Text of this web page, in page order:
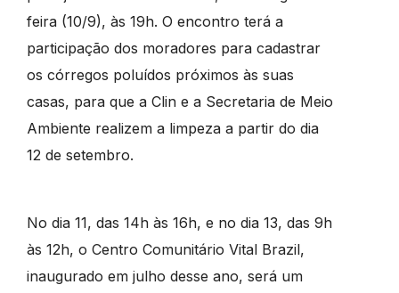
feira (10/9), às 19h. O encontro terá a
participação dos moradores para cadastrar
os córregos poluídos próximos às suas
casas, para que a Clin e a Secretaria de Meio
Ambiente realizem a limpeza a partir do dia
12 de setembro.
No dia 11, das 14h às 16h, e no dia 13, das 9h
às 12h, o Centro Comunitário Vital Brazil,
inaugurado em julho desse ano, será um